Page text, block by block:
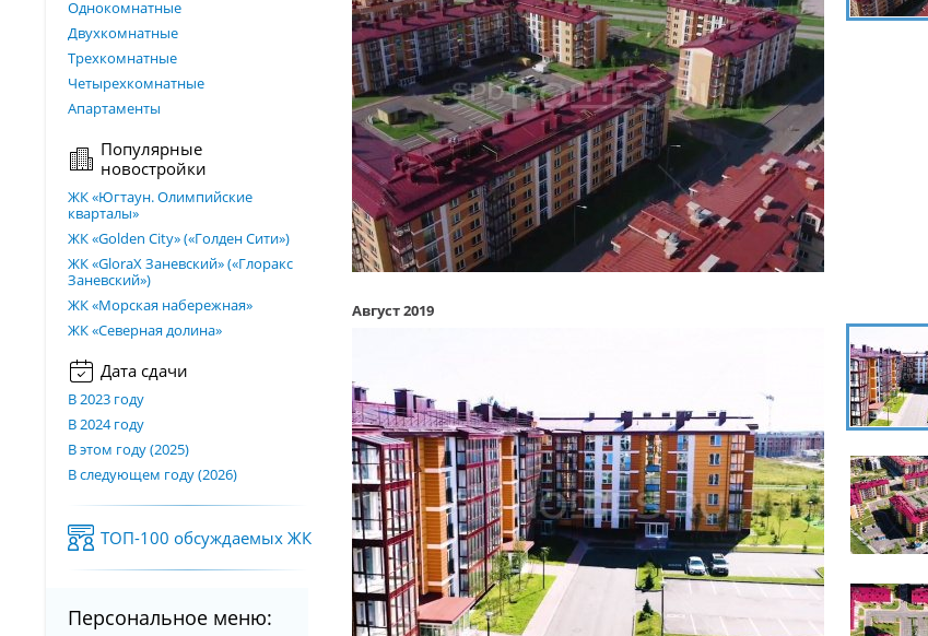
Однокомнатные
Двухкомнатные
Трехкомнатные
Четырехкомнатные
Апартаменты
Популярные
новостройки
ЖК «Югтаун. Олимпийские
кварталы»
ЖК «Golden City» («Голден Сити»)
ЖК «GloraX Заневский»​ («Глоракс
Заневский»)
ЖК «Морская набережная»
ЖК «Северная долина»
Дата сдачи
В 2023 году
В 2024 году
В этом году (2025)
В следующем году (2026)
ТОП-100 обсуждаемых ЖК
Персональное меню:
Август 2019